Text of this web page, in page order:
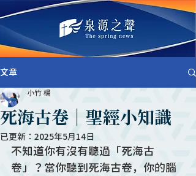
文章
死海古卷｜聖經小知識
小竹 楊
已更新： 2025年5月14日
不知道你有沒有聽過「死海古
卷」？當你聽到死海古卷，你的腦